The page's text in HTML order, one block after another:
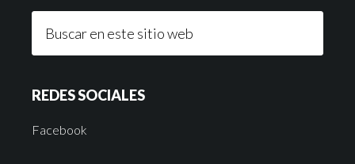
REDES SOCIALES
Facebook